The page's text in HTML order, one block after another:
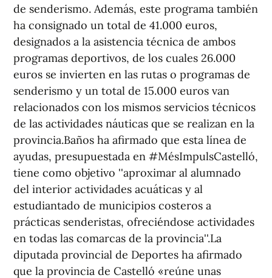
de senderismo. Además, este programa también
ha consignado un total de 41.000 euros,
designados a la asistencia técnica de ambos
programas deportivos, de los cuales 26.000
euros se invierten en las rutas o programas de
senderismo y un total de 15.000 euros van
relacionados con los mismos servicios técnicos
de las actividades náuticas que se realizan en la
provincia.Baños ha afirmado que esta línea de
ayudas, presupuestada en #MésImpulsCastelló,
tiene como objetivo ''aproximar al alumnado
del interior actividades acuáticas y al
estudiantado de municipios costeros a
prácticas senderistas, ofreciéndose actividades
en todas las comarcas de la provincia''.La
diputada provincial de Deportes ha afirmado
que la provincia de Castelló «reúne unas